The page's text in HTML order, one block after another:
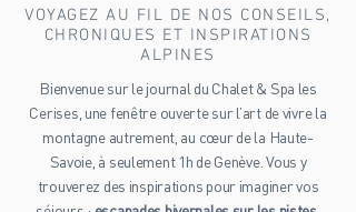
VOYAGEZ AU FIL DE NOS CONSEILS,
CHRONIQUES ET INSPIRATIONS
ALPINES
Bienvenue sur le journal du Chalet & Spa les
Cerises, une fenêtre ouverte sur l’art de vivre la
montagne autrement, au cœur de la Haute-
Savoie, à seulement 1h de Genève. Vous y
trouverez des inspirations pour imaginer vos